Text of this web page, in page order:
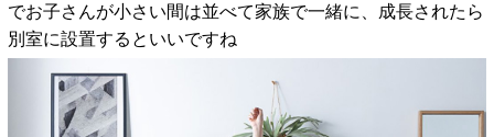
でお子さんが小さい間は並べて家族で一緒に、
成長されたら
別室に設置するといいですね